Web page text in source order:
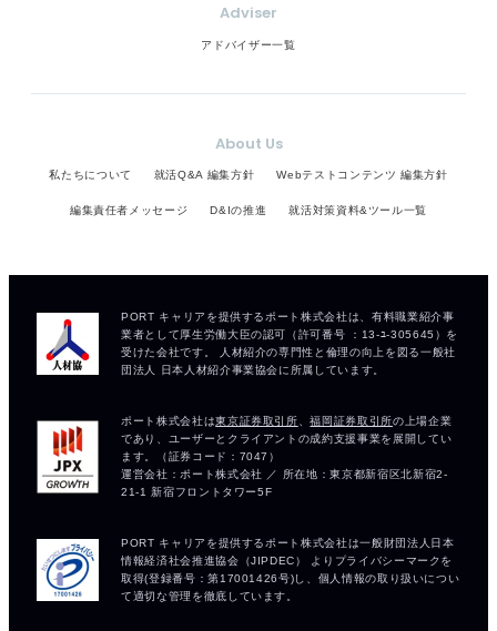
Adviser
アドバイザー一覧
About Us
私たちについて 就活Q&A 編集方針 Webテストコンテンツ 編集方針
編集責任者メッセージ D&Iの推進 就活対策資料&ツール一覧